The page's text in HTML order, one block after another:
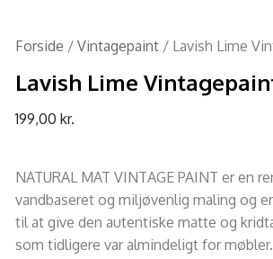
Forside / Vintagepaint/ Lavish Lime
Lavish Lime
199,00 kr.
NATURAL MAT VINTAGE PAINT er en
vandbaseret og miljøvenlig maling og
til at give den autentiske matte og
som tidligere var almindeligt for møbler.